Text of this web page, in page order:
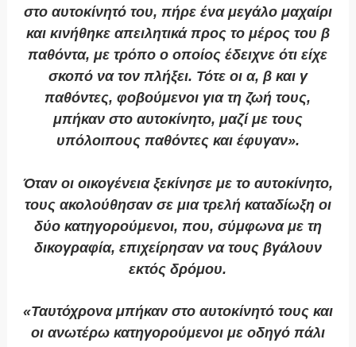
στο αυτοκίνητό του, πήρε ένα μεγάλο μαχαίρι
και κινήθηκε απειλητικά προς το μέρος του β
παθόντα, με τρόπο ο οποίος έδειχνε ότι είχε
σκοπό να τον πλήξει. Τότε οι α, β και γ
παθόντες, φοβούμενοι για τη ζωή τους,
μπήκαν στο αυτοκίνητο, μαζί με τους
υπόλοιπους παθόντες και έφυγαν».
Όταν οι οικογένεια ξεκίνησε με το αυτοκίνητο,
τους ακολούθησαν σε μια τρελή καταδίωξη οι
δύο κατηγορούμενοι, που, σύμφωνα με τη
δικογραφία, επιχείρησαν να τους βγάλουν
εκτός δρόμου.
«Ταυτόχρονα μπήκαν στο αυτοκίνητό τους και
οι ανωτέρω κατηγορούμενοι με οδηγό πάλι